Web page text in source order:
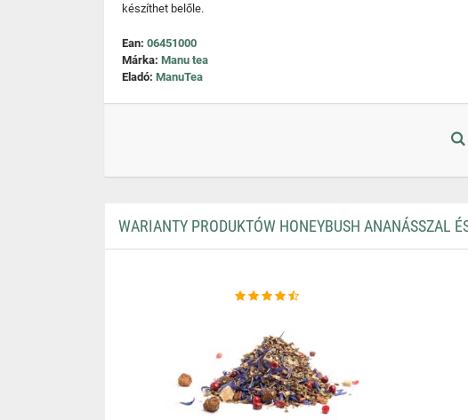
készíthet belőle.
Ean: 06451000
Márka: Manu tea
Eladó: ManuTea
WARIANTY PRODUKTÓW HONEYBUSH ANANÁSSZAL